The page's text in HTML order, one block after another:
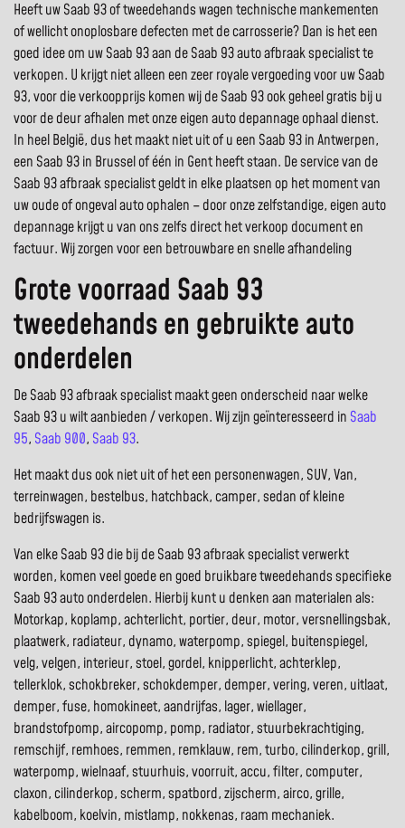
Heeft uw Saab 93 of tweedehands wagen technische mankementen
of wellicht onoplosbare defecten met de carrosserie? Dan is het een
goed idee om uw Saab 93 aan de Saab 93 auto afbraak specialist te
verkopen. U krijgt niet alleen een zeer royale vergoeding voor uw Saab
93, voor die verkoopprijs komen wij de Saab 93 ook geheel gratis bij u
voor de deur afhalen met onze eigen auto depannage ophaal dienst.
In heel België, dus het maakt niet uit of u een Saab 93 in Antwerpen,
een Saab 93 in Brussel of één in Gent heeft staan. De service van de
Saab 93 afbraak specialist geldt in elke plaatsen op het moment van
uw oude of ongeval auto ophalen – door onze zelfstandige, eigen auto
depannage krijgt u van ons zelfs direct het verkoop document en
factuur. Wij zorgen voor een betrouwbare en snelle afhandeling
Grote voorraad Saab 93
tweedehands en gebruikte auto
onderdelen
De Saab 93 afbraak specialist maakt geen onderscheid naar welke
Saab 93 u wilt aanbieden / verkopen. Wij zijn geïnteresseerd in Saab
95, Saab 900, Saab 93.
Het maakt dus ook niet uit of het een personenwagen, SUV, Van,
terreinwagen, bestelbus, hatchback, camper, sedan of kleine
bedrijfswagen is.
Van elke Saab 93 die bij de Saab 93 afbraak specialist verwerkt
worden, komen veel goede en goed bruikbare tweedehands specifieke
Saab 93 auto onderdelen. Hierbij kunt u denken aan materialen als:
Motorkap, koplamp, achterlicht, portier, deur, motor, versnellingsbak,
plaatwerk, radiateur, dynamo, waterpomp, spiegel, buitenspiegel,
velg, velgen, interieur, stoel, gordel, knipperlicht, achterklep,
tellerklok, schokbreker, schokdemper, demper, vering, veren, uitlaat,
demper, fuse, homokineet, aandrijfas, lager, wiellager,
brandstofpomp, aircopomp, pomp, radiator, stuurbekrachtiging,
remschijf, remhoes, remmen, remklauw, rem, turbo, cilinderkop, grill,
waterpomp, wielnaaf, stuurhuis, voorruit, accu, filter, computer,
claxon, cilinderkop, scherm, spatbord, zijscherm, airco, grille,
kabelboom, koelvin, mistlamp, nokkenas, raam mechaniek.